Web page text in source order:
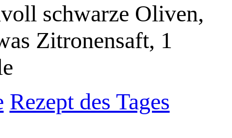
schwarze Oliven,
Zitronensaft, 1
Rezept des Tages